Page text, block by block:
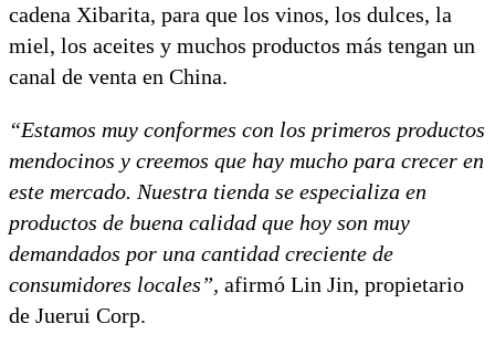
cadena Xibarita, para que los vinos, los dulces, la
miel, los aceites y muchos productos más tengan un
canal de venta en China.
“Estamos muy conformes con los primeros productos
mendocinos y creemos que hay mucho para crecer en
este mercado. Nuestra tienda se especializa en
productos de buena calidad que hoy son muy
demandados por una cantidad creciente de
consumidores locales”, afirmó Lin Jin, propietario
de Juerui Corp.